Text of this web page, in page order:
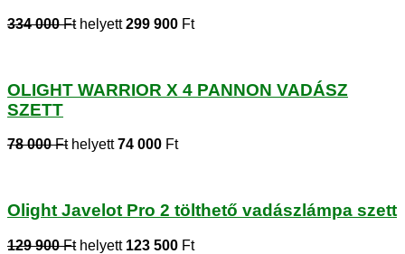
334 000 Fthelyett299 900 Ft
OLIGHT WARRIOR X 4 PANNON VADÁSZ
SZETT
78 000 Fthelyett74 000 Ft
Olight Javelot Pro 2 tölthető vadászlámpa szett
129 900 Fthelyett 123 500 Ft